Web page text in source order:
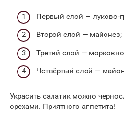
Первый слой — луково-
Второй слой — майонез;
Третий слой —
Четвёртый слой —
Украсить салатик можно
орехами. Приятного аппетита!